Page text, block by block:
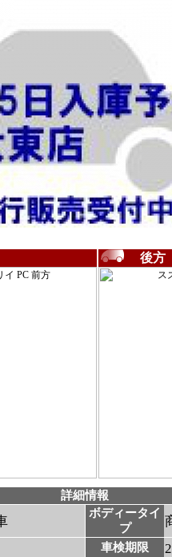
後方
詳細情報
ボディータイ
プ
車検期限